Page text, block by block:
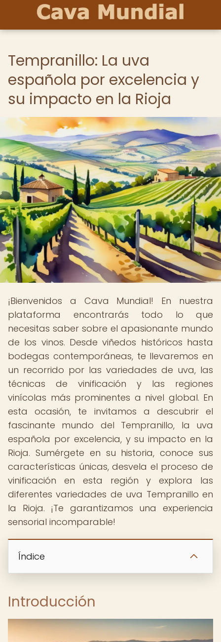
Tempranillo: La uva
española por excelencia y
su impacto en la Rioja
¡Bienvenidos a Cava Mundial! En nuestra
plataforma encontrarás todo lo que
necesitas saber sobre el apasionante mundo
de los vinos. Desde viñedos históricos hasta
bodegas contemporáneas, te llevaremos en
un recorrido por las variedades de uva, las
técnicas de vinificación y las regiones
vinícolas más prominentes a nivel global. En
esta ocasión, te invitamos a descubrir el
fascinante mundo del Tempranillo, la uva
española por excelencia, y su impacto en la
Rioja. Sumérgete en su historia, conoce sus
características únicas, desvela el proceso de
vinificación en esta región y explora las
diferentes variedades de uva Tempranillo en
la Rioja. ¡Te garantizamos una experiencia
sensorial incomparable!
Índice
Introducción